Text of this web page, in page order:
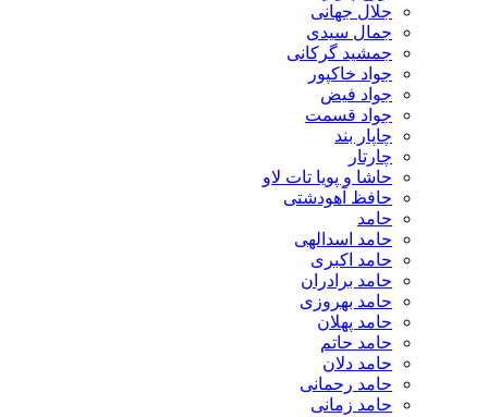
جلال جهانی
جمال سیدی
جمشید گرکانی
جواد خاکپور
جواد فیض
جواد قسمت
چاپار بند
چارتار
حاشا و پویا تات لاو
حافظ آهودشتی
حامد
حامد اسدالهی
حامد اکبری
حامد برادران
حامد بهروزی
حامد پهلان
حامد حاتم
حامد دلان
حامد رحمانی
حامد زمانی